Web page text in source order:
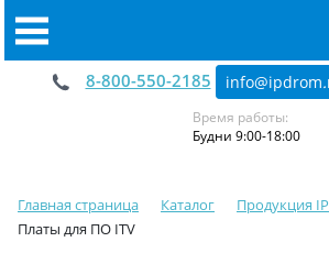
8-800-550-2185 info@ipdrom.
Время работы:
Будни 9:00-18:00
Главная страница Каталог
Продукция
Платы для ПО ITV